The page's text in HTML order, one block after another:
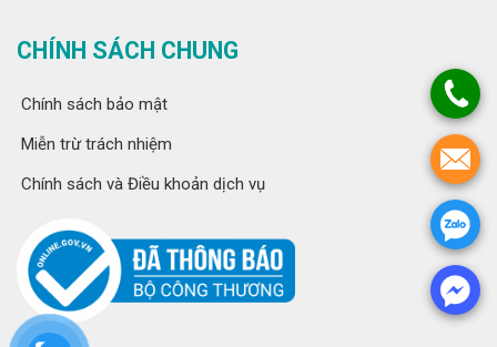
CHÍNH SÁCH CHUNG
Chính sách bảo mật
Miễn trừ trách nhiệm
Chính sách và Điều khoản dịch vụ